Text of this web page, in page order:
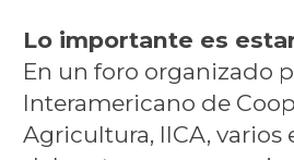
Lo importante es
En un foro organizado
Interamericano de
Agricultura, IICA, varios